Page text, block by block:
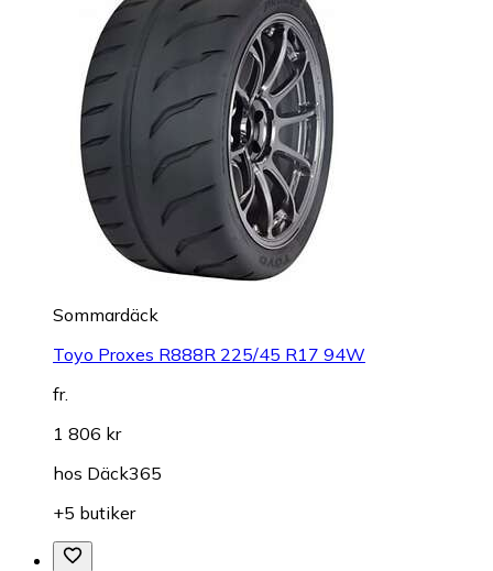
Sommardäck
Toyo Proxes R888R 225/45 R17 94W
fr.
1 806 kr
hos Däck365
+5 butiker